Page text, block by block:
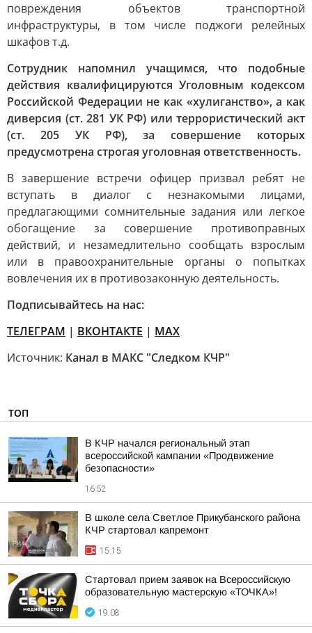
повреждения объектов транспортной
инфраструктуры, в том числе поджоги релейных
шкафов т.д.
Сотрудник напомнил учащимся, что подобные
действия квалифицируются Уголовным кодексом
Российской Федерации не как «хулиганство», а как
диверсия (ст. 281 УК РФ) или террористический акт
(ст. 205 УК РФ), за совершение которых
предусмотрена строгая уголовная ответственность.
В завершение встречи офицер призвал ребят не
вступать в диалог с незнакомыми лицами,
предлагающими сомнительные задания или легкое
обогащение за совершение противоправных
действий, и незамедлительно сообщать взрослым
или в правоохранительные органы о попытках
вовлечения их в противозаконную деятельность.
Подписывайтесь на нас:
ТЕЛЕГРАМ | ВКОНТАКТЕ | МАХ
Источник: Канал в МАКС "Следком КЧР"
ТОП
В КЧР начался региональный этап
всероссийской кампании «Продвижение
безопасности»
16:52
В школе села Светлое Прикубанского района
КЧР стартовал капремонт
15:15
Стартовал прием заявок на Всероссийскую
образовательную мастерскую «ТОЧКА»!
19:08